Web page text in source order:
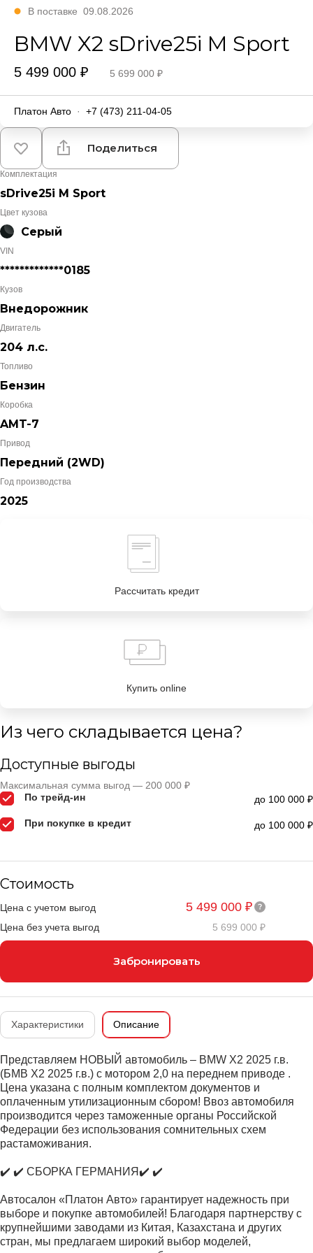
В поставке 09.08.2026
BMW X2 sDrive25i M Sport
5 499 000 ₽ 5 699 000 ₽
Платон Авто · +7 (473) 211-04-05
Поделиться
Комплектация
sDrive25i M Sport
Цвет кузова
Серый
VIN
*************0185
Кузов
Внедорожник
Двигатель
204 л.с.
Топливо
Бензин
Коробка
AMT-7
Привод
Передний (2WD)
Год производства
2025
Рассчитать кредит
Купить online
Из чего складывается цена?
Доступные выгоды
Максимальная сумма выгод — 200 000 ₽
По трейд-ин
до 100 000 ₽
При покупке в кредит до 100 000 ₽
Стоимость
Цена с учетом выгод 5 499 000 ₽
Цена без учета выгод 5 699 000 ₽
Забронировать
Характеристики Описание
Представляем НОВЫЙ автомобиль – BMW X2 2025 г.в.
(БМВ Х2 2025 г.в.) с мотором 2,0 на переднем приводе .
Цена указана c полным комплектом документов и
оплаченным утилизационным сбором! Ввоз автомобиля
производится через таможенные органы Российской
Федерации без использования сомнительных схем
растаможивания.
✔️ ✔️ СБОРКА ГЕРМАНИЯ✔️ ✔️
Автосалон «Платон Авто» гарантирует надежность при
выборе и покупке автомобилей! Благодаря партнерству с
крупнейшими заводами из Китая, Казахстана и других
стран, мы предлагаем широкий выбор моделей,